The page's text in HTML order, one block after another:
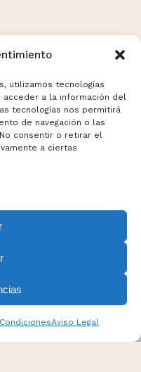
utilizamos tecnologías
acceder a la información del
tecnologías nos permitirá
de navegación o las
consentir o retirar el
a ciertas
Aviso Legal